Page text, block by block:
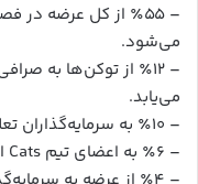
– ٪۵۵ از کل عرضه
می‌شود.
– ٪۱۲ از توکن‌ها به
می‌یابد.
– ٪۱۰ به سرمایه‌گذاران تعلق می‌گیرد.
– ٪۶ به اعضای تیم Cats اختصاص داده می‌شود.